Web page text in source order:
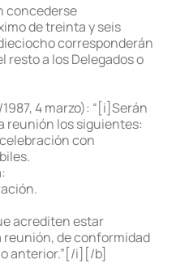
concederse
de treinta y seis
corresponderán
resto a los Delegados o
4 marzo): “[i]Serán
reunión los siguientes:
con
acrediten estar
de conformidad
anterior.”[/i][/b]